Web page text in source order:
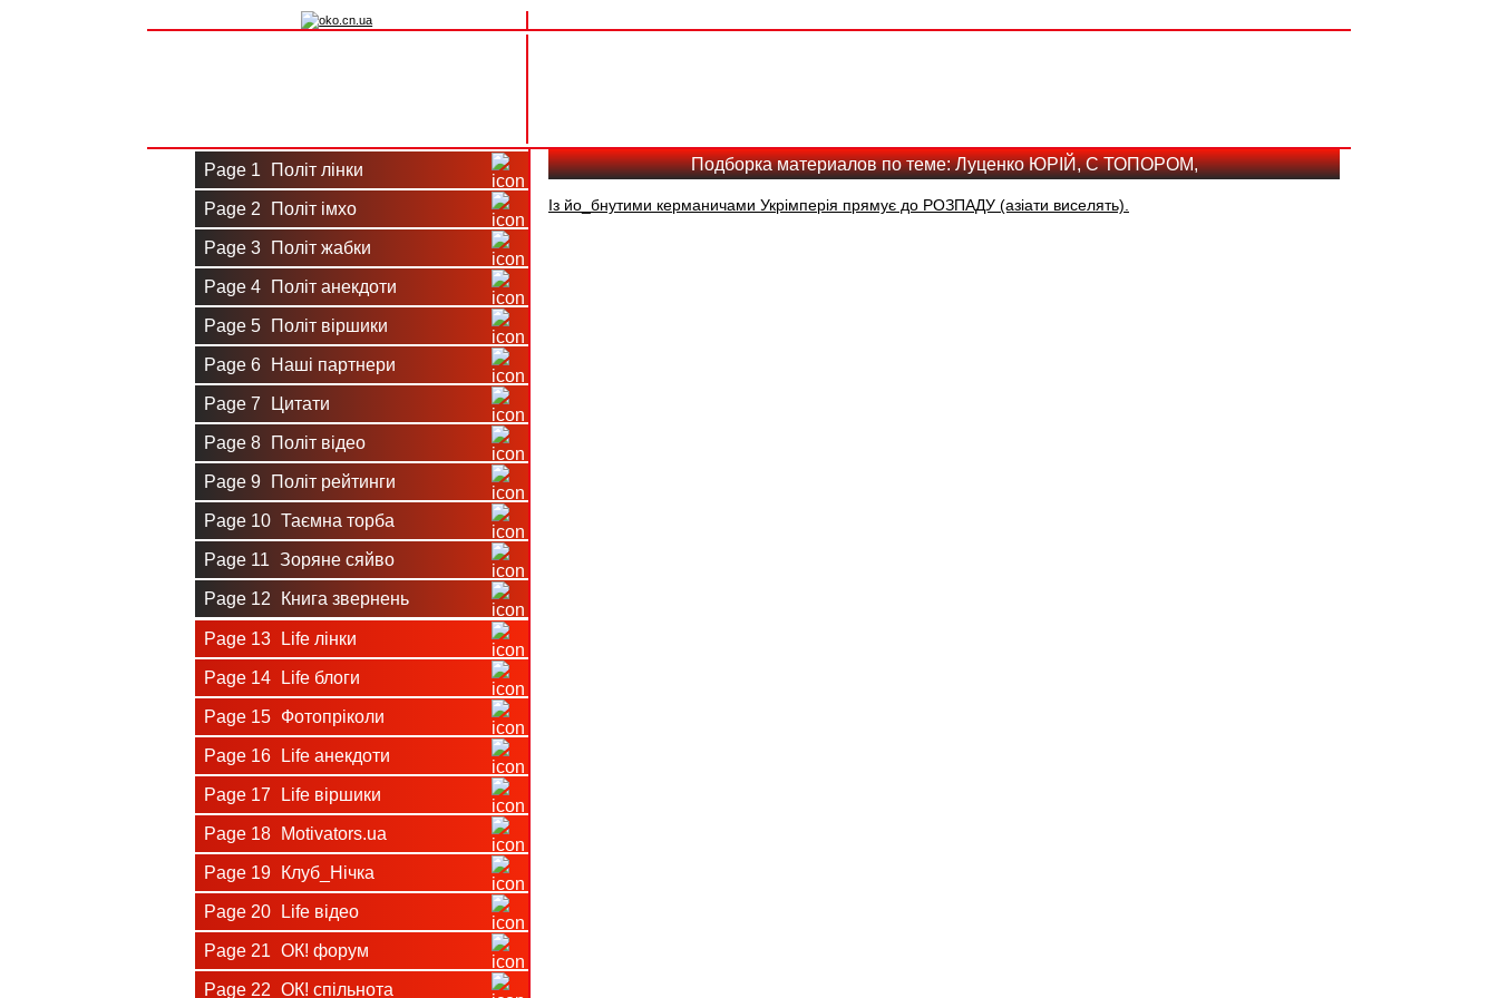
Page 1 Політ лінки
Page 2 Політ імхо
Page 3 Політ жабки
Page 4 Політ анекдоти
Page 5 Політ віршики
Page 6 Наші партнери
Page 7 Цитати
Page 8 Політ відео
Page 9 Політ рейтинги
Page 10 Таємна торба
Page 11 Зоряне сяйво
Page 12 Книга звернень
Page 13 Life лінки
Page 14 Life блоги
Page 15 Фотопріколи
Page 16 Life анекдоти
Page 17 Life віршики
Page 18 Motivators.ua
Page 19 Клуб_Нічка
Page 20 Life відео
Page 21 ОК! форум
Page 22 ОК! спільнота
Подборка материалов по теме: Луценко ЮРІЙ, С ТОПОРОМ,
Із йо_бнутими керманичами Укрімперія прямує до РОЗПАДУ (азіати виселять).